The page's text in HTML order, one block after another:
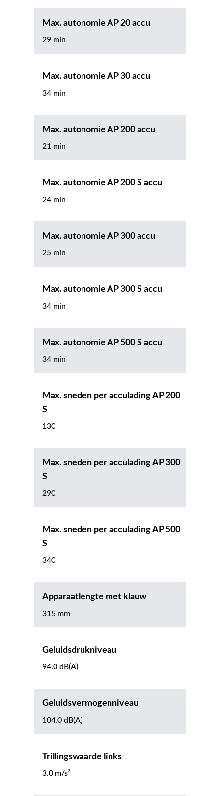
Max. autonomie AP 20 accu
29 min
Max. autonomie AP 30 accu
34 min
Max. autonomie AP 200 accu
21 min
Max. autonomie AP 200 S accu
24 min
Max. autonomie AP 300 accu
25 min
Max. autonomie AP 300 S accu
34 min
Max. autonomie AP 500 S accu
34 min
Max. sneden per acculading AP 200
S
130
Max. sneden per acculading AP 300
S
290
Max. sneden per acculading AP 500
S
340
Apparaatlengte met klauw
315 mm
Geluidsdrukniveau
94.0 dB(A)
Geluidsvermogenniveau
104.0 dB(A)
Trillingswaarde links
3.0 m/s²